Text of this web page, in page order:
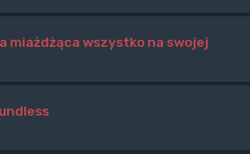
miażdżąca wszystko na swojej